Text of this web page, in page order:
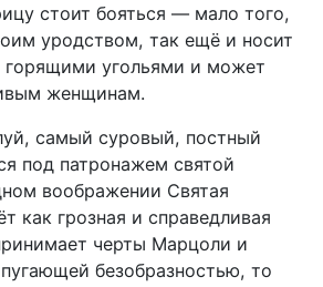
стоит бояться — мало того,
уродством, так ещё и носит
горящими угольями и может
женщинам.
самый суровый, постный
под патронажем святой
воображении Святая
как грозная и справедливая
черты Марцоли и
безобразностью, то